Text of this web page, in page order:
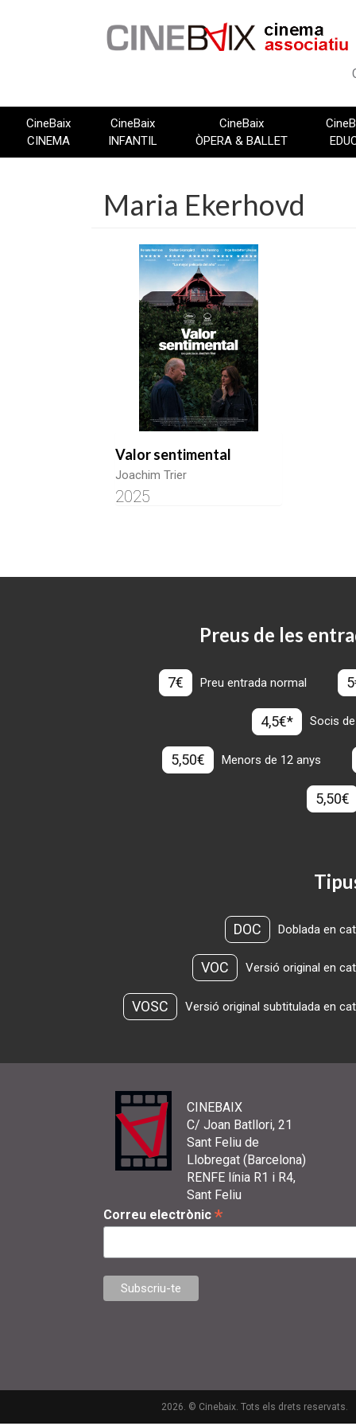
CineBaix
CINEMA
CineBaix
INFANTIL
CineBaix
ÒPERA & BALLET
Maria Ekerhovd
Valor sentimental
Joachim Trier
2025
Preus de les
7€ Preu entrada normal
4,5€* Socis
5,50€ Menors de 12 anys
5,50€
DOC Doblada en
VOC Versió original en
VOSC Versió original subtitulada en
CINEBAIX
C/ Joan Batllori, 21
Sant Feliu de
Llobregat (Barcelona)
RENFE línia R1 i R4,
Sant Feliu
Correu electrònic *
2026. © Cinebaix. Tots els drets reservats.